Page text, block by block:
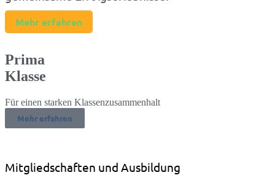
Mehr erfahren
Prima
Klasse
Für einen starken Klassenzusammenhalt
Mehr erfahren
Mitgliedschaften und Ausbildung